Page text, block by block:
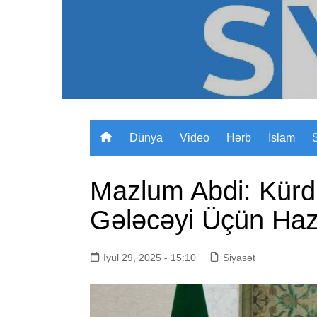
Dünya Video Hərb İslam
Mazlum Abdi:
Gələcəyi Üçün
İyul 29, 2025 - 15:10 Siyasət